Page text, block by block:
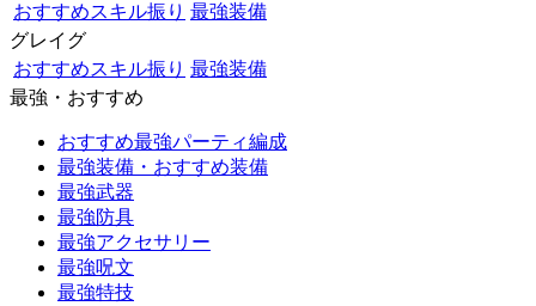
おすすめスキル振り 最強装備
グレイグ
おすすめスキル振り 最強装備
最強・おすすめ
おすすめ最強パーティ編成
最強装備・おすすめ装備
最強武器
最強防具
最強アクセサリー
最強呪文
最強特技